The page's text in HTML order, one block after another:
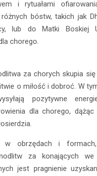
i rytuałami
bóstw, takich jak
lub do Matki Boskiej
chorego.
za chorych skupia
o miłość i dobroć. W
pozytywne
dla chorego,
w obrzędach i formach,
za konających we
jest pragnienie